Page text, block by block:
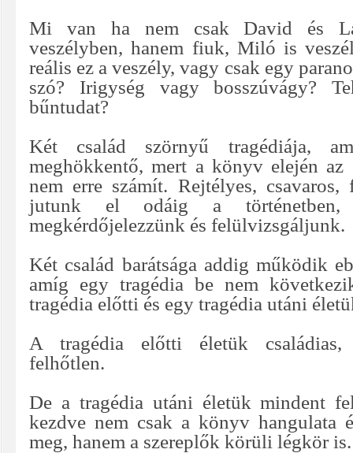
Mi van ha nem csak David és
veszélyben, hanem fiuk, Miló is
reális ez a veszély, vagy csak egy
szó? Irigység vagy bosszúvágy?
bűntudat?
Két család szörnyű tragédiája,
meghökkentő, mert a könyv elején az
nem erre számít. Rejtélyes, csavaros,
jutunk el odáig a történetben,
megkérdőjelezzünk és felülvizsgáljunk.
Két család barátsága addig működik
amíg egy tragédia be nem
tragédia előtti és egy tragédia utáni
A tragédia előtti életük családias,
felhőtlen.
De a tragédia utáni életük mindent
kezdve nem csak a könyv hangulata
meg, hanem a szereplők körüli légkör is.